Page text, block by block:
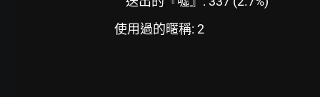
使用過的暱稱: 2